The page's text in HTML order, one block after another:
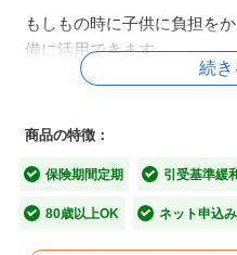
お見積りの際には上記4つの
もしもの時に子供に負担を
備に活用できます。
■「おそうしき共済」
【特長1】持病があって
糖尿病・精神疾患・要介護2
続き
商品の特徴：
保険期間定期 引受基準緩
80歳以上OK ネット申込